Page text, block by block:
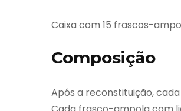
Caixa com 15 frascos-
Composição
Após a reconstituição,